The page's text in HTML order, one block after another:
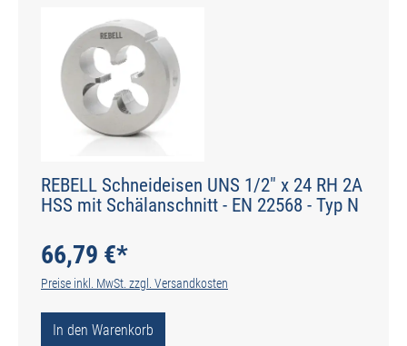
REBELL Schneideisen UNS 1/2" x 24 RH 2A
HSS mit Schälanschnitt - EN 22568 - Typ N
66,79 €*
Preise inkl. MwSt. zzgl. Versandkosten
In den Warenkorb